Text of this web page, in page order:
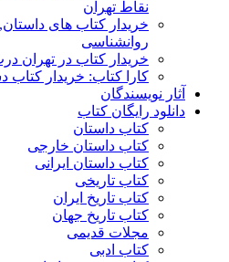
نقاط تهران
خریدار کتاب های
روانشناسی
خریدار کتاب در تهران
کارا کتاب: خریدار
آثار نویسندگان
دانلود رایگان کتاب
کتاب داستان
کتاب داستان خارجی
کتاب داستان ایرانی
کتاب تاریخی
کتاب تاریخ ایران
کتاب تاریخ جهان
مجلات قدیمی
کتاب ادبی